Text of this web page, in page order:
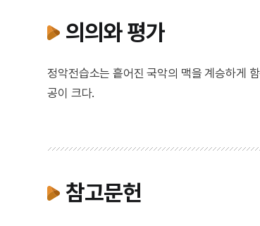
의의와 평가
정악전습소는 흩어진 국악의 맥을 계승하게
공이 크다.
참고문헌